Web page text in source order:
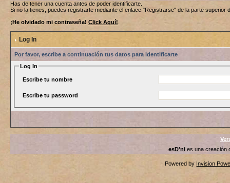
Has de tener una cuenta antes de poder identificarte.
Si no la tienes, puedes registrarte mediante el enlace "Registrarse" de la parte superior
¡He olvidado mi contraseña! Click Aquí!
Log In
Por favor, escribe a continuación tus datos para identificarte
Log In
Escribe tu nombre
Escribe tu password
esD'nies una creación
Powered by Invision